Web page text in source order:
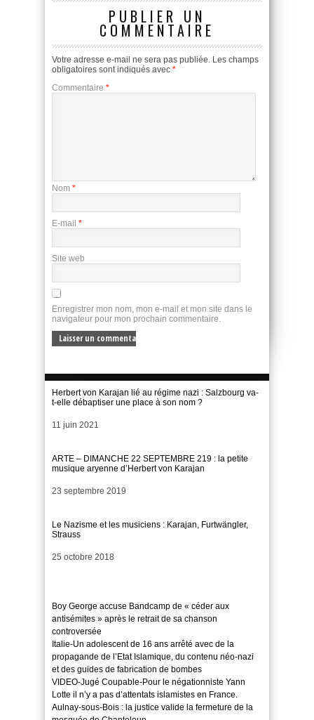
PUBLIER UN
COMMENTAIRE
Votre adresse e-mail ne sera pas publiée. Les champs
obligatoires sont indiqués avec *
Commentaire *
Nom *
E-mail *
Site web
Enregistrer mon nom, mon e-mail et mon site dans le
navigateur pour mon prochain commentaire.
Herbert von Karajan lié au régime nazi : Salzbourg va-
t-elle débaptiser une place à son nom ?
Date
11 juin 2021
ARTE – DIMANCHE 22 SEPTEMBRE 219 : la petite
musique aryenne d’Herbert von Karajan
Date
23 septembre 2019
Le Nazisme et les musiciens : Karajan, Furtwängler,
Strauss
Date
25 octobre 2018
Boy George accuse Bandcamp de « céder aux
antisémites » après le retrait de sa chanson
controversée
Italie-Un adolescent de 16 ans arrêté avec de la
propagande de l’Etat Islamique, du contenu néo-nazi
et des guides de fabrication de bombes
VIDEO-Jugé Coupable-Pour le négationniste Yann
Lotte il n’y a pas d’attentats islamistes en France.
Aulnay-sous-Bois : la justice valide la fermeture de la